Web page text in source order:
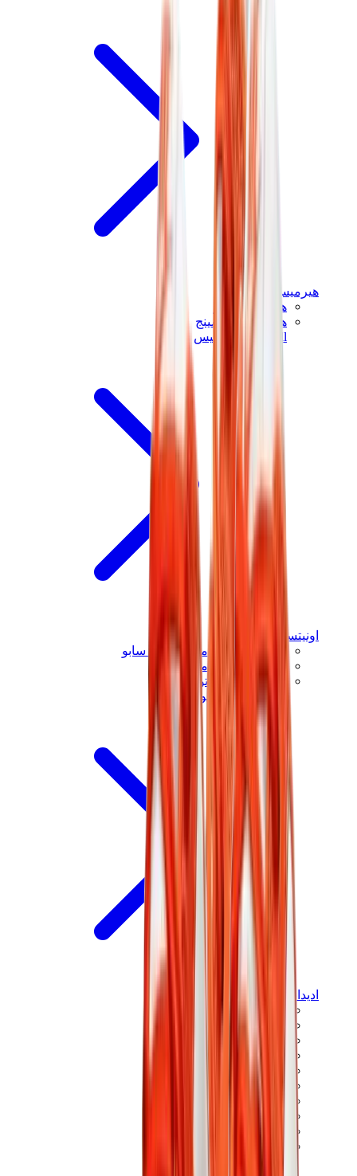
هيرميس
هيرميس شيبر
هيرميس باونسينج
View All
هيرميس
اونيتسوكا تايغر
اونيتسوكا تايغر مكسيكو 66 سابو
اونيتسوكا تايغر مكسيكو 66
اونيتسوكا تايغر توكوتن
اونيتسوكا تايغر
اديداس
اديداس الأكثر مبيعاً
إصدارات اديداس الجديدة
اديداس سامبا
اديداس سبيزيال
اديداس غزال
اديداس فوروم لو
ويلز بونر